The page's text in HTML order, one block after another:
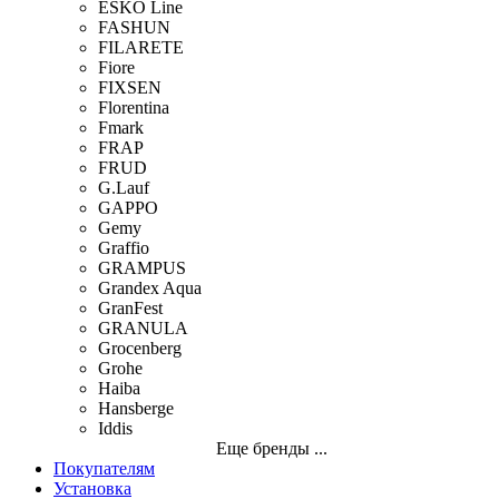
ESKO Line
FASHUN
FILARETE
Fiore
FIXSEN
Florentina
Fmark
FRAP
FRUD
G.Lauf
GAPPO
Gemy
Graffio
GRAMPUS
Grandex Aqua
GranFest
GRANULA
Grocenberg
Grohe
Haiba
Hansberge
Iddis
Еще бренды ...
Покупателям
Установка